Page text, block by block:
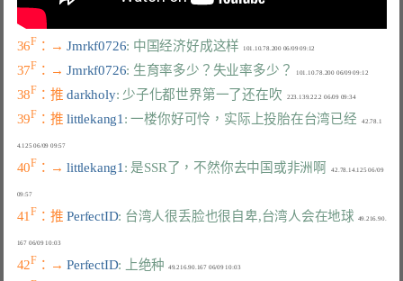
36F ：→ Jmrkf0726: 中国经济好成这样
37F ：→ Jmrkf0726: 生育率多少？失业率多少？
38F ：推 darkholy: 少子化都世界第一了还在吹
   223.139.22.2 06/09 09:34
39F ：推 littlekang1 : 一楼你好可怜，实际上投胎在台湾已经
   42.78.1
4.125 06/09 09:57
40F ：→ littlekang1 : 是SSR了，不然你去中国或非洲啊
   42.78.14.125 06/09
09:57
41F ：推 PerfectID: 台湾人很丢脸也很自卑,台湾人会在地球
  49.216.90.
167 06/09 10:03
42F ：→ PerfectID: 上绝种
  49.216.90.167 06/09 10:03